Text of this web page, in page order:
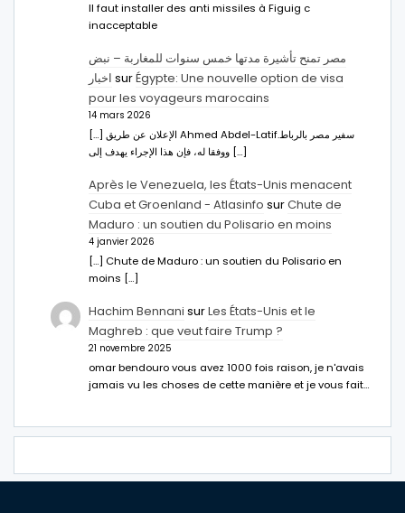
Il faut installer des anti missiles à Figuig c
inacceptable
مصر تمنح تأشيرة مدتها خمس سنوات للمغاربة – نبض
اخبار surÉgypte: Une nouvelle option de visa
pour les voyageurs marocains
14 mars 2026
[…] الإعلان عن طريق Ahmed Abdel-Latifسفير مصر بالرباط.
ووفقا له، فإن هذا الإجراء يهدف إلى […]
Après le Venezuela, les États-Unis menacent
Cuba et Groenland - Atlasinfo surChute de
Maduro : un soutien du Polisario en moins
4 janvier 2026
[…] Chute de Maduro : un soutien du Polisario en
moins […]
Hachim Bennani surLes États-Unis et le
Maghreb : que veut faire Trump ?
21 novembre 2025
omar bendouro vous avez 1000 fois raison, je n'avais
jamais vu les choses de cette manière et je vous fait…